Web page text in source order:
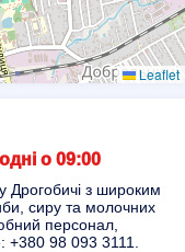
Leaflet
о 09:00
Дрогобичі з широким
сиру та молочних
персонал,
+380 98 093 3111.